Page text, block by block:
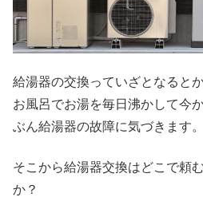
給湯器の交換っていざとなると
お風呂でお湯を毎日沸かして今
ぶん給湯器の故障に気づきます。
そこから給湯器交換はどこで頼
か？